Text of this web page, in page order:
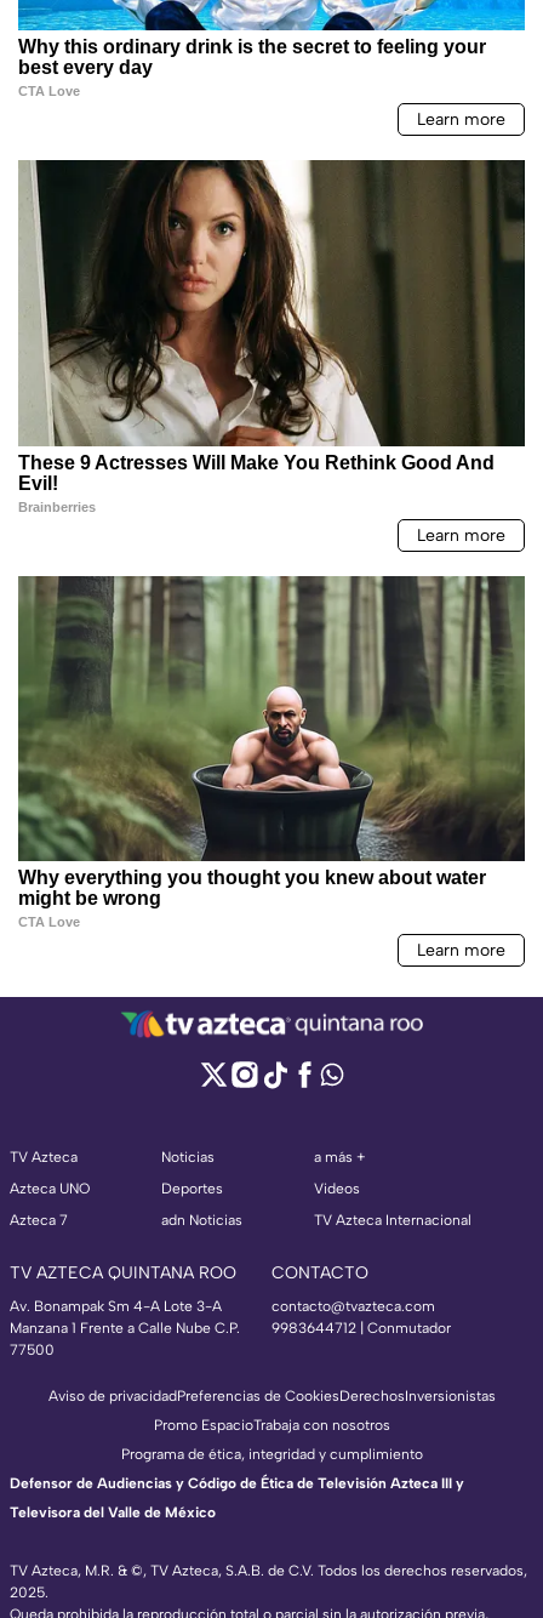
TV Azteca
Azteca UNO
Azteca 7
Noticias
Deportes
adn Noticias
a más +
Videos
TV Azteca Internacional
TV AZTECA QUINTANA ROO
Av. Bonampak Sm 4-A Lote 3-A
Manzana 1 Frente a Calle Nube C.P.
77500
CONTACTO
contacto@tvazteca.com
9983644712 | Conmutador
TV Azteca, M.R. & ©, TV Azteca, S.A.B. de C.V. Todos los derechos reservados,
2025.
Queda prohibida la reproducción total o parcial sin la autorización previa,
Aviso de privacidadPreferencias de CookiesDerechosInversionistas
Promo EspacioTrabaja con nosotros
Programa de ética, integridad y cumplimiento
Defensor de Audiencias y Código de Ética de Televisión Azteca III y
Televisora del Valle de México